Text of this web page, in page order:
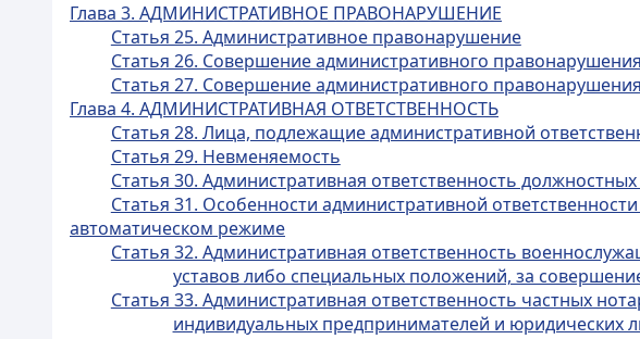
Глава 3. АДМИНИСТРАТИВНОЕ ПРАВОНАРУШЕНИЕ
Статья 25. Административное правонарушение
Статья 26. Совершение административного
Статья 27. Совершение административного
Глава 4. АДМИНИСТРАТИВНАЯ ОТВЕТСТВЕННОСТЬ
Статья 28. Лица, подлежащие административной
Статья 29. Невменяемость
Статья 30. Административная ответственность
Статья 31. Особенности административной
автоматическом режиме
Статья 32. Административная ответственность
уставов либо специальных положений, за
Статья 33. Административная ответственность частных
индивидуальных предпринимателей и юридических